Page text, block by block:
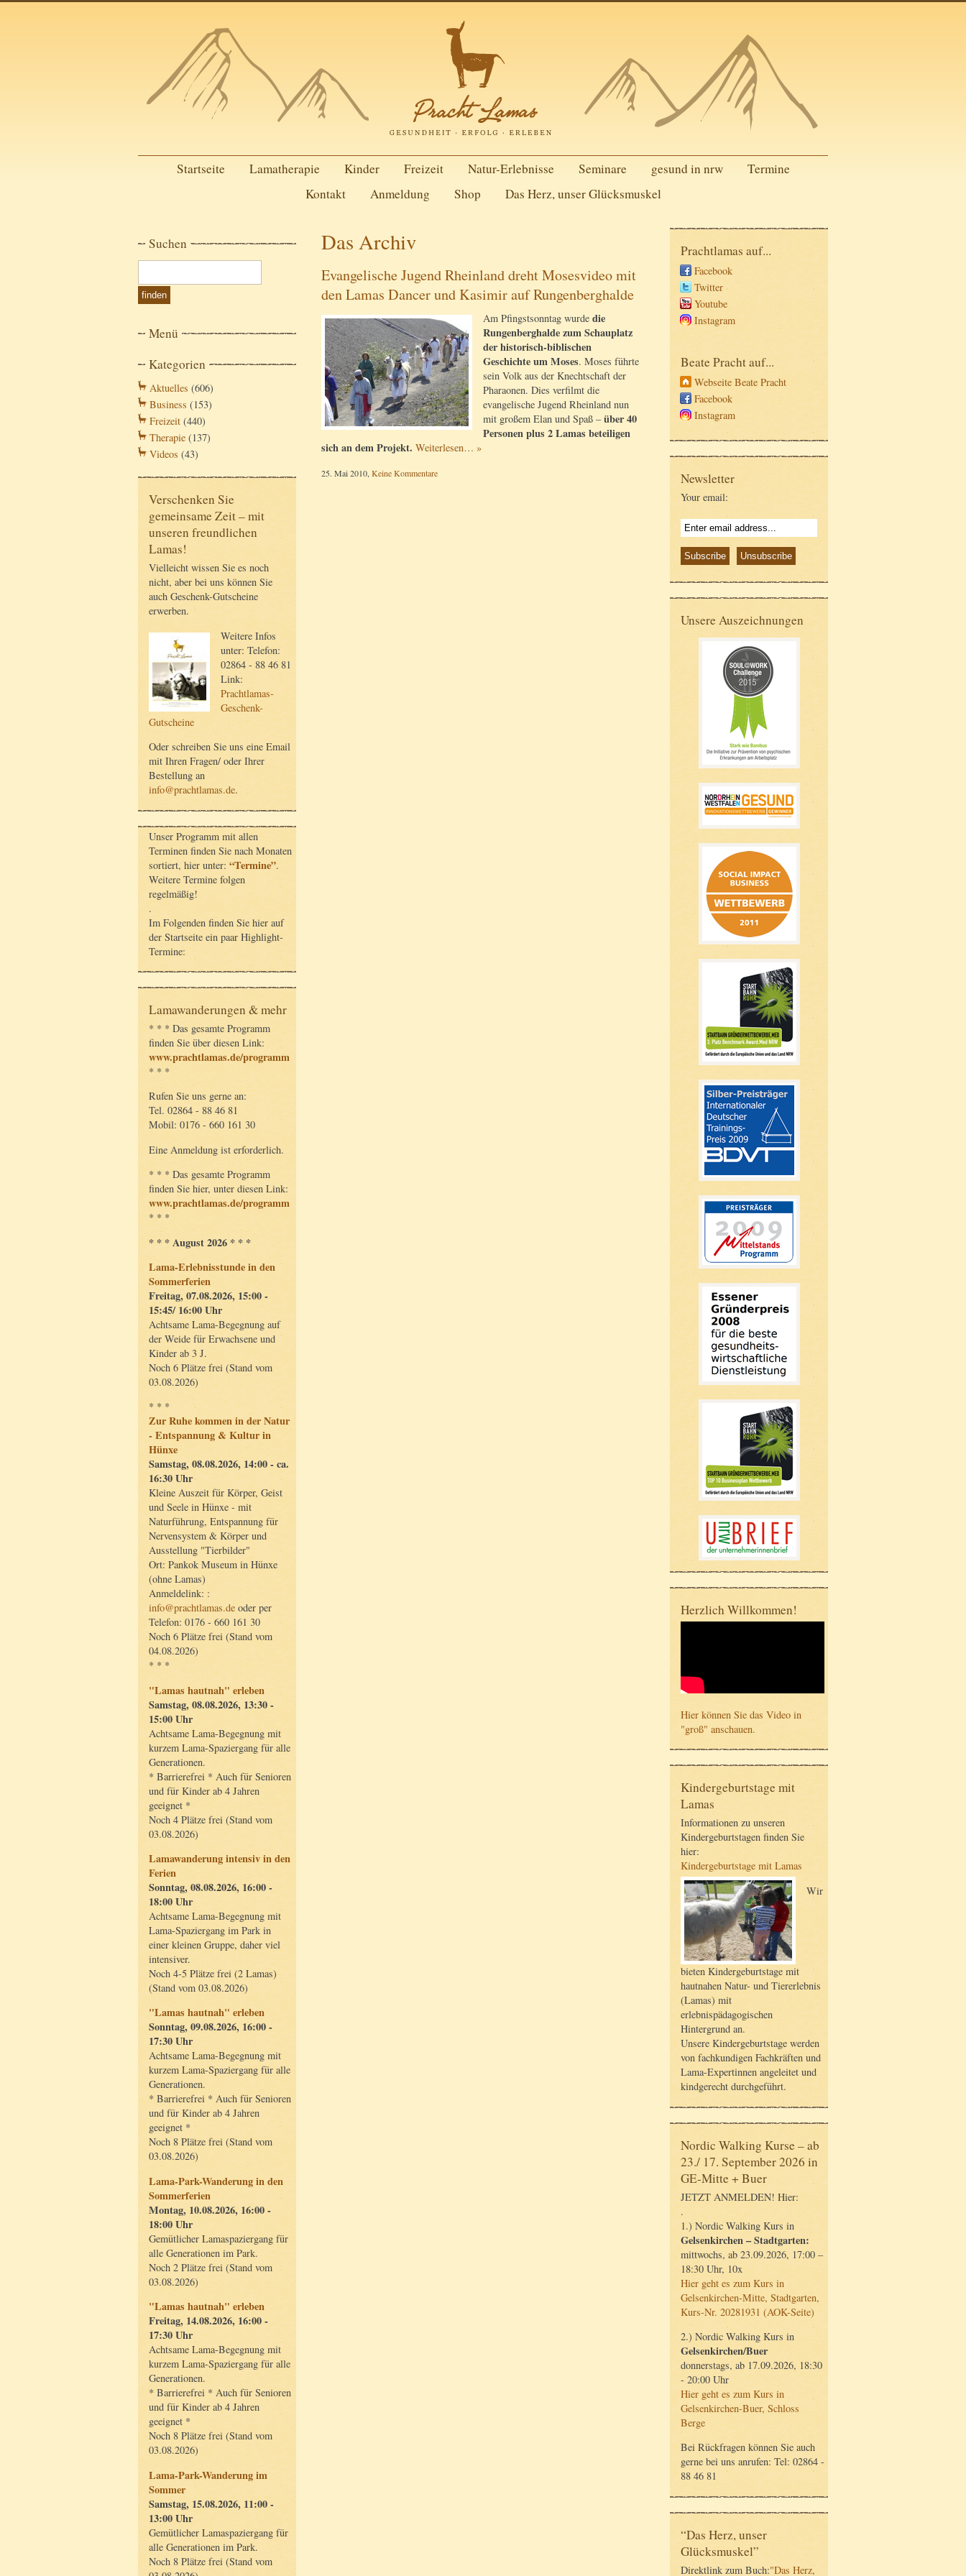
Startseite Lamatherapie Kinder Freizeit Natur-Erlebnisse Seminare gesund in nrw
Termine
Kontakt
Anmeldung Shop Das Herz, unser Glücksmuskel
Suchen
Menü
Kategorien
Aktuelles (606)
Business (153)
Freizeit (440)
Therapie (137)
Videos (43)
Verschenken Sie
gemeinsame Zeit – mit
unseren freundlichen
Lamas!
Vielleicht wissen Sie es noch
nicht, aber bei uns können Sie
auch Geschenk-Gutscheine
erwerben.
Weitere Infos
unter: Telefon:
02864 - 88 46 81
Link:
Prachtlamas-
Geschenk-
Gutscheine
Oder schreiben Sie uns eine Email
mit Ihren Fragen/ oder Ihrer
Bestellung an
info@prachtlamas.de.
Unser Programm mit allen
Terminen finden Sie nach Monaten
sortiert, hier unter: “Termine”.
Weitere Termine folgen
regelmäßig!
.
Im Folgenden finden Sie hier auf
der Startseite ein paar Highlight-
Termine:
Lamawanderungen & mehr
* * * Das gesamte Programm
finden Sie über diesen Link:
www.prachtlamas.de/programm
* * *
Rufen Sie uns gerne an:
Tel. 02864 - 88 46 81
Mobil: 0176 - 660 161 30
Eine Anmeldung ist erforderlich.
* * * Das gesamte Programm
finden Sie hier, unter diesen Link:
www.prachtlamas.de/programm
* * *
* * * August 2026 * * *
Lama-Erlebnisstunde in den
Sommerferien
Freitag, 07.08.2026, 15:00 -
15:45/ 16:00 Uhr
Achtsame Lama-Begegnung auf
der Weide für Erwachsene und
Kinder ab 3 J.
Noch 6 Plätze frei (Stand vom
03.08.2026)
* * *
Zur Ruhe kommen in der Natur
- Entspannung & Kultur in
Hünxe
Samstag, 08.08.2026, 14:00 - ca.
16:30 Uhr
Kleine Auszeit für Körper, Geist
und Seele in Hünxe - mit
Naturführung, Entspannung für
Nervensystem & Körper und
Ausstellung "Tierbilder"
Ort: Pankok Museum in Hünxe
(ohne Lamas)
Anmeldelink: :
info@prachtlamas.de oder per
Telefon: 0176 - 660 161 30
Noch 6 Plätze frei (Stand vom
04.08.2026)
* * *
"Lamas hautnah" erleben
Samstag, 08.08.2026, 13:30 -
15:00 Uhr
Achtsame Lama-Begegnung mit
kurzem Lama-Spaziergang für alle
Generationen.
* Barrierefrei * Auch für Senioren
und für Kinder ab 4 Jahren
geeignet *
Noch 4 Plätze frei (Stand vom
03.08.2026)
Lamawanderung intensiv in den
Ferien
Sonntag, 08.08.2026, 16:00 -
18:00 Uhr
Achtsame Lama-Begegnung mit
Lama-Spaziergang im Park in
einer kleinen Gruppe, daher viel
intensiver.
Noch 4-5 Plätze frei (2 Lamas)
(Stand vom 03.08.2026)
"Lamas hautnah" erleben
Sonntag, 09.08.2026, 16:00 -
17:30 Uhr
Achtsame Lama-Begegnung mit
kurzem Lama-Spaziergang für alle
Generationen.
* Barrierefrei * Auch für Senioren
und für Kinder ab 4 Jahren
geeignet *
Noch 8 Plätze frei (Stand vom
03.08.2026)
Lama-Park-Wanderung in den
Sommerferien
Montag, 10.08.2026, 16:00 -
18:00 Uhr
Gemütlicher Lamaspaziergang für
alle Generationen im Park.
Noch 2 Plätze frei (Stand vom
03.08.2026)
"Lamas hautnah" erleben
Freitag, 14.08.2026, 16:00 -
17:30 Uhr
Achtsame Lama-Begegnung mit
kurzem Lama-Spaziergang für alle
Generationen.
* Barrierefrei * Auch für Senioren
und für Kinder ab 4 Jahren
geeignet *
Noch 8 Plätze frei (Stand vom
03.08.2026)
Lama-Park-Wanderung im
Sommer
Samstag, 15.08.2026, 11:00 -
13:00 Uhr
Gemütlicher Lamaspaziergang für
alle Generationen im Park.
Noch 8 Plätze frei (Stand vom
Prachtlamas auf...
Facebook
Twitter
Youtube
Instagram
Beate Pracht auf...
Webseite Beate Pracht
Facebook
Instagram
Newsletter
Your email:
Unsere Auszeichnungen
Herzlich Willkommen!
Hier können Sie das Video in
"groß" anschauen.
Kindergeburtstage mit
Lamas
Informationen zu unseren
Kindergeburtstagen finden Sie
hier:
Kindergeburtstage mit Lamas
Wir
bieten Kindergeburtstage mit
hautnahen Natur- und Tiererlebnis
(Lamas) mit
erlebnispädagogischen
Hintergrund an.
Unsere Kindergeburtstage werden
von fachkundigen Fachkräften und
Lama-Expertinnen angeleitet und
kindgerecht durchgeführt.
Nordic Walking Kurse – ab
23./ 17. September 2026 in
GE-Mitte + Buer
JETZT ANMELDEN! Hier:
.
1.) Nordic Walking Kurs in
Gelsenkirchen – Stadtgarten:
mittwochs, ab 23.09.2026, 17:00 –
18:30 Uhr, 10x
Hier geht es zum Kurs in
Gelsenkirchen-Mitte, Stadtgarten,
Kurs-Nr. 20281931 (AOK-Seite)
2.) Nordic Walking Kurs in
Gelsenkirchen/Buer
donnerstags, ab 17.09.2026, 18:30
- 20:00 Uhr
Hier geht es zum Kurs in
Gelsenkirchen-Buer, Schloss
Berge
Bei Rückfragen können Sie auch
gerne bei uns anrufen: Tel: 02864 -
88 46 81
“Das Herz, unser
Glücksmuskel”
Direktlink zum Buch:"Das Herz,
Das Archiv
Evangelische Jugend Rheinland dreht Mosesvideo mit
den Lamas Dancer und Kasimir auf Rungenberghalde
Am Pfingstsonntag wurde die
Rungenberghalde zum Schauplatz
der historisch-biblischen
Geschichte um Moses. Moses führte
sein Volk aus der Knechtschaft der
Pharaonen. Dies verfilmt die
evangelische Jugend Rheinland nun
mit großem Elan und Spaß –über 40
Personen plus 2 Lamas beteiligen
sich an dem Projekt. Weiterlesen… »
25. Mai 2010, Keine Kommentare